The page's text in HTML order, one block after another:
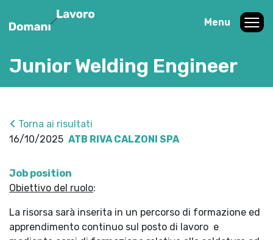
Menu
Junior Welding Engineer
Torna ai risultati
16/10/2025 ATB RIVA CALZONI SPA
Job position
Obiettivo del ruolo:
La risorsa sarà inserita in un percorso di formazione ed
apprendimento continuo sul posto di lavoro e